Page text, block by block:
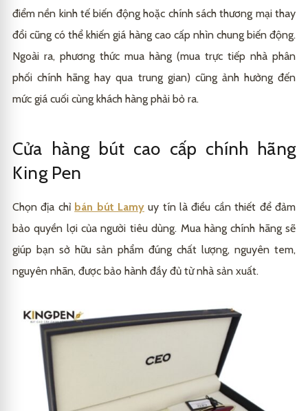
điểm nền kinh tế biến động hoặc chính sách thương mại thay
đổi cũng có thể khiến giá hàng cao cấp nhìn chung biến động.
Ngoài ra, phương thức mua hàng (mua trực tiếp nhà phân
phối chính hãng hay qua trung gian) cũng ảnh hưởng đến
mức giá cuối cùng khách hàng phải bỏ ra.
Cửa hàng bút cao cấp chính hãng
King Pen
Chọn địa chỉ bán bút Lamyuy tín là điều cần thiết để đảm
bảo quyền lợi của người tiêu dùng. Mua hàng chính hãng sẽ
giúp bạn sở hữu sản phẩm đúng chất lượng, nguyên tem,
nguyên nhãn, được bảo hành đầy đủ từ nhà sản xuất.